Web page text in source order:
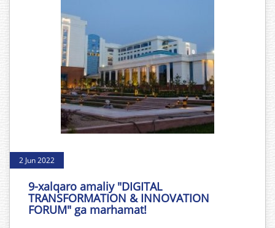
2 Jun 2022
9-xalqaro amaliy "DIGITAL
TRANSFORMATION & INNOVATION
FORUM" ga marhamat!